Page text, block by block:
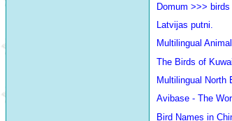
Domum >>>
Latvijas putni.
Multilingual
The Birds of
Multilingual North
Avibase - The
Bird Names in